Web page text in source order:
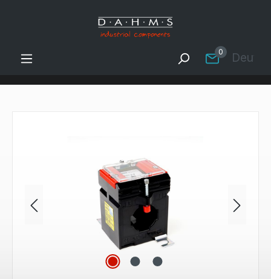
Zum Hauptinhalt springen
0